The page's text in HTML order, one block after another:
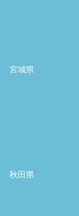
宮城県
秋田県